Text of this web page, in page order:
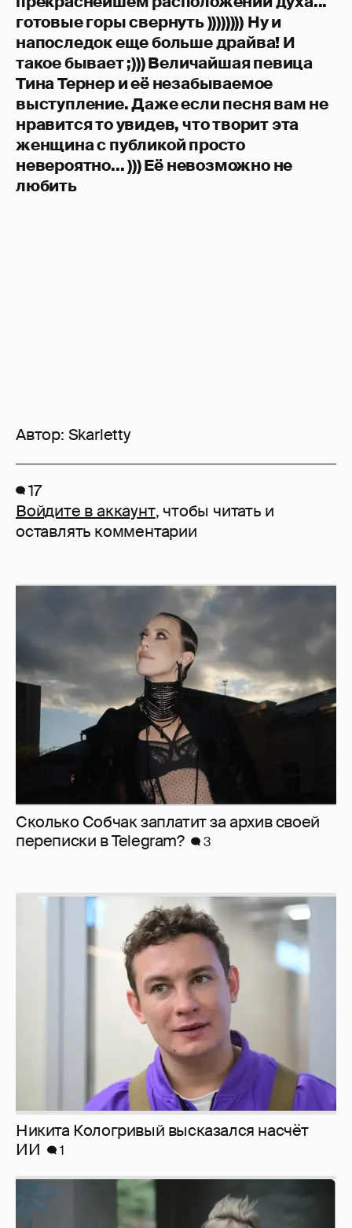
готовые горы свернуть )))))))) Ну и
напоследок еще больше драйва! И
такое бывает ;))) Величайшая певица
Тина Тернер и её незабываемое
выступление. Даже если песня вам не
нравится то увидев, что творит эта
женщина с публикой просто
невероятно... ))) Её невозможно не
любить
Автор: Skarletty
17
Войдите в аккаунт, чтобы читать и
оставлять комментарии
Сколько Собчак заплатит за архив своей
перeписки в Telegram?
3
Никита Кологривый высказался насчёт
ИИ
1